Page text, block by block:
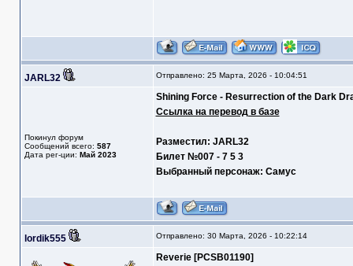
JARL32 Отправлено: 25 Марта, 2026 - 10:04:51
Покинул форум
Сообщений всего: 587
Дата рег-ции: Май 2023
Shining Force - Resurrection of the Dark
Ссылка на перевод в базе
Разместил: JARL32
Билет №007 - 7 5 3
Выбранный персонаж: Самус
lordik555 Отправлено: 30 Марта, 2026 - 10:22:14
Reverie [PCSB01190]